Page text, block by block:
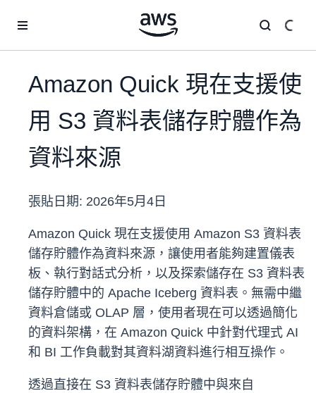
Amazon Quick 現在支援使
用 S3 資料表儲存貯體作為
資料來源
張貼日期: 2026年5月4日
Amazon Quick 現在支援使用 Amazon S3 資料表
儲存貯體作為資料來源，讓使用者能夠建置儀表
板、執行對話式分析，以及探索儲存在 S3 資料表
儲存貯體中的 Apache Iceberg 資料表。無需中繼
資料倉儲或 OLAP 層，使用者現在可以透過簡化
的資料架構，在 Amazon Quick 中針對代理式 AI
和 BI 工作負載對其資料湖資料進行相互操作。
透過直接在 S3 資料表儲存貯體中與來自